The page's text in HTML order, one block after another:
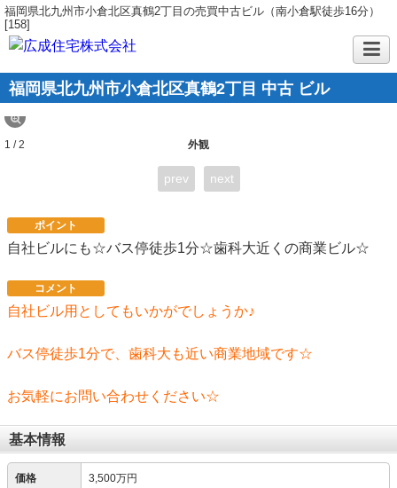
福岡県北九州市小倉北区真鶴2丁目の売買中古ビル（南小倉駅徒歩16分）
[158]
福岡県北九州市小倉北区真鶴2丁目 中古 ビル
外観
1 / 2
prev next
ポイント
自社ビルにも☆バス停徒歩1分☆歯科大近くの商業ビル☆
コメント
自社ビル用としてもいかがでしょうか♪
バス停徒歩1分で、歯科大も近い商業地域です☆
お気軽にお問い合わせください☆
基本情報
価格 3,500万円